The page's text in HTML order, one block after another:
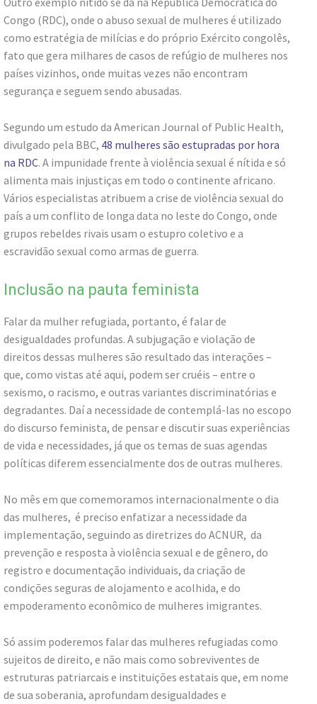
Congo (RDC), onde o abuso sexual de mulheres é utilizado
como estratégia de milícias e do próprio Exército congolês,
fato que gera milhares de casos de refúgio de mulheres nos
países vizinhos, onde muitas vezes não encontram
segurança e seguem sendo abusadas.
Segundo um estudo da American Journal of Public Health,
divulgado pela BBC, 48 mulheres são estupradas por hora
na RDC. A impunidade frente à violência sexual é nítida e só
alimenta mais injustiças em todo o continente africano.
Vários especialistas atribuem a crise de violência sexual do
país a um conflito de longa data no leste do Congo, onde
grupos rebeldes rivais usam o estupro coletivo e a
escravidão sexual como armas de guerra.
Inclusão na pauta feminista
Falar da mulher refugiada, portanto, é falar de
desigualdades profundas. A subjugação e violação de
direitos dessas mulheres são resultado das interações –
que, como vistas até aqui, podem ser cruéis – entre o
sexismo, o racismo, e outras variantes discriminatórias e
degradantes. Daí a necessidade de contemplá-las no escopo
do discurso feminista, de pensar e discutir suas experiências
de vida e necessidades, já que os temas de suas agendas
políticas diferem essencialmente dos de outras mulheres.
No mês em que comemoramos internacionalmente o dia
das mulheres, é preciso enfatizar a necessidade da
implementação, seguindo as diretrizes do ACNUR, da
prevenção e resposta à violência sexual e de gênero, do
registro e documentação individuais, da criação de
condições seguras de alojamento e acolhida, e do
empoderamento econômico de mulheres imigrantes.
Só assim poderemos falar das mulheres refugiadas como
sujeitos de direito, e não mais como sobreviventes de
estruturas patriarcais e instituições estatais que, em nome
de sua soberania, aprofundam desigualdades e